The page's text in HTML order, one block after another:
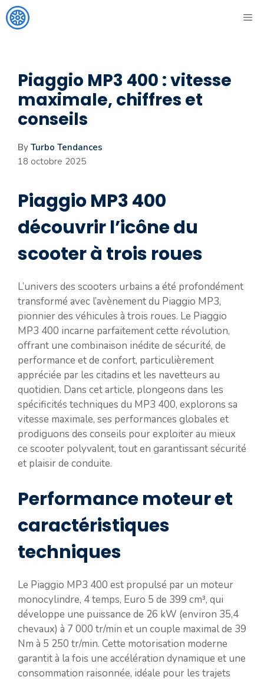
Aller
au
Piaggio MP3 400 : vitesse
maximale, chiffres et
conseils
By Turbo Tendances
18 octobre 2025
Piaggio MP3 400
découvrir l’icône du
scooter à trois roues
L’univers des scooters urbains a été profondément
transformé avec l’avènement du Piaggio MP3,
pionnier des véhicules à trois roues. Le Piaggio
MP3 400 incarne parfaitement cette révolution,
offrant une combinaison inédite de sécurité, de
performance et de confort, particulièrement
appréciée par les citadins et les navetteurs au
quotidien. Dans cet article, plongeons dans les
spécificités techniques du MP3 400, explorons sa
vitesse maximale, ses performances globales et
prodiguons des conseils pour exploiter au mieux
ce scooter polyvalent, tout en garantissant sécurité
et plaisir de conduite.
Performance moteur et
caractéristiques
techniques
Le Piaggio MP3 400 est propulsé par un moteur
monocylindre, 4 temps, Euro 5 de 399 cm³, qui
développe une puissance de 26 kW (environ 35,4
chevaux) à 7 000 tr/min et un couple maximal de 39
Nm à 5 250 tr/min. Cette motorisation moderne
garantit à la fois une accélération dynamique et une
consommation raisonnée, idéale pour les trajets